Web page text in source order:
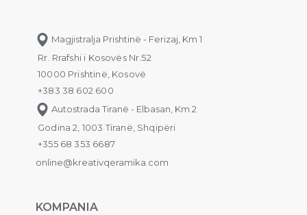
Magjistralja Prishtinë - Ferizaj, Km 1
Rr. Rrafshi i Kosovës Nr.52
10000 Prishtinë, Kosovë
+383 38 602 600
Autostrada Tiranë - Elbasan, Km 2
Godina 2, 1003 Tiranë, Shqipëri
+355 68 353 6687
online@kreativqeramika.com
KOMPANIA